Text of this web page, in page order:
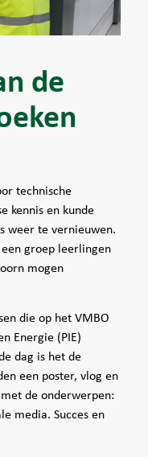
de
technische
kennis en kunde
weer te vernieuwen.
groep leerlingen
mogen
die op het VMBO
Energie (PIE)
dag is het de
een poster, vlog en
de onderwerpen:
media. Succes en